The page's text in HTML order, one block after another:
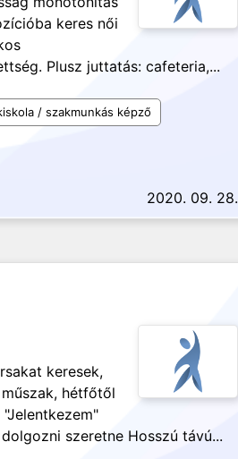
keres női
Plusz juttatás: cafeteria,...
/ szakmunkás képző
2020. 09. 28.
keresek,
hétfőtől
szeretne Hosszú távú...